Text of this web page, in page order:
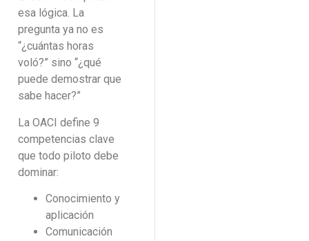
esa lógica. La
pregunta ya no es
“¿cuántas horas
voló?” sino “¿qué
puede demostrar que
sabe hacer?”
La OACI define 9
competencias clave
que todo piloto debe
dominar:
Conocimiento y
aplicación
Comunicación